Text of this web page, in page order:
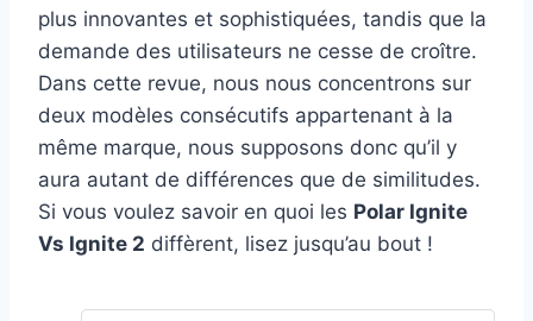
plus innovantes et sophistiquées, tandis que la
demande des utilisateurs ne cesse de croître.
Dans cette revue, nous nous concentrons sur
deux modèles consécutifs appartenant à la
même marque, nous supposons donc qu’il y
aura autant de différences que de similitudes.
Si vous voulez savoir en quoi les Polar Ignite
Vs Ignite 2 diffèrent, lisez jusqu’au bout !